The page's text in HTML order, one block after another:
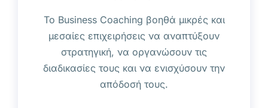
Το Business Coaching βοηθά μικρές και
μεσαίες επιχειρήσεις να αναπτύξουν
στρατηγική, να οργανώσουν τις
διαδικασίες τους και να ενισχύσουν την
απόδοσή τους.